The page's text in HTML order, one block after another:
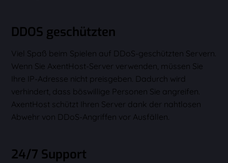
DDOS geschützten
Viel Spaß beim Spielen auf DDoS-geschützten Servern.
Wenn Sie AxentHost-Server verwenden, müssen Sie
Ihre IP-Adresse nicht preisgeben. Dadurch wird
verhindert, dass böswillige Personen Sie angreifen.
AxentHost schützt Ihren Server dank der nahtlosen
Abwehr von DDoS-Angriffen vor Ausfällen.
24/7 Support